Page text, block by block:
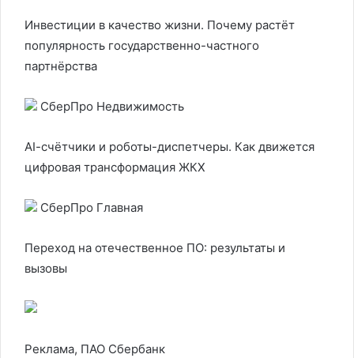
Инвестиции в качество жизни. Почему растёт
популярность государственно-частного
партнёрства
СберПро Недвижимость
AI-cчётчики и роботы-диспетчеры. Как движется
цифровая трансформация ЖКХ
СберПро Главная
Переход на отечественное ПО: результаты и
вызовы
Реклама, ПАО Сбербанк